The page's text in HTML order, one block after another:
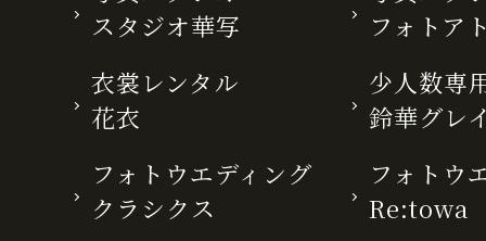
スタジオ華写
フォトア
衣裳レンタル
花衣
少人数専
鈴華グレ
フォトウエディング
クラシクス
フォトウ
Re:towa